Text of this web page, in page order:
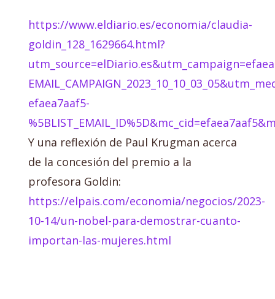
https://www.eldiario.es/economia/claudia-
goldin_128_1629664.html?
efaea7aaf5-
Y una reflexión de Paul Krugman acerca
de la concesión del premio a la
profesora Goldin:
https://elpais.com/economia/negocios/2023-
10-14/un-nobel-para-demostrar-cuanto-
importan-las-mujeres.html